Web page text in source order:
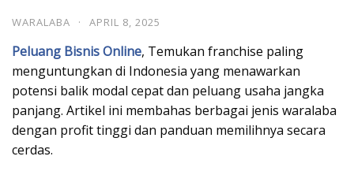
WARALABA · APRIL 8, 2025
Peluang Bisnis Online, Temukan franchise paling
menguntungkan di Indonesia yang menawarkan
potensi balik modal cepat dan peluang usaha jangka
panjang. Artikel ini membahas berbagai jenis waralaba
dengan profit tinggi dan panduan memilihnya secara
cerdas.